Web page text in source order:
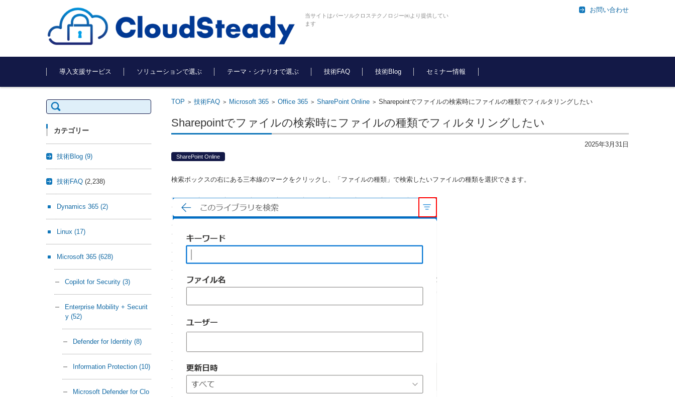
当サイトはパーソルクロステクノロジー㈱より提供してい
ます
お問い合わせ
コンテンツに移動
導入支援サービス
ソリューションで選ぶ テーマ・シナリオで選ぶ 技術FAQ 技術Blog セミナー情報
TOP > 技術FAQ> Microsoft 365> Office 365> SharePoint Online> Sharepointでファイルの検索時にファイルの種類でフィルタリングしたい
Sharepointでファイルの検索時にファイルの種類でフィルタリングしたい
2025年3月31日
SharePoint Online
検索ボックスの右にある三本線のマークをクリックし、「ファイルの種類」で検索したいファイルの種類を選択できます。
検
索:
カテゴリー
技術Blog (9)
技術FAQ (2,238)
Dynamics 365 (2)
Linux (17)
Microsoft 365 (628)
Copilot for Security (3)
Enterprise Mobility + Securit
y (52)
Defender for Identity (8)
Information Protection (10)
Microsoft Defender for Clo